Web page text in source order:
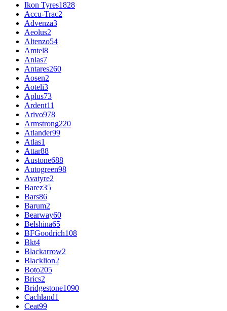
Ikon Tyres1828
Accu-Trac2
Advenza3
Aeolus2
Altenzo54
Amtel8
Anlas7
Antares260
Aosen2
Aoteli3
Aplus73
Ardent11
Arivo978
Armstrong220
Atlander99
Atlas1
Attar88
Austone688
Autogreen98
Avatyre2
Barez35
Bars86
Barum2
Bearway60
Belshina65
BFGoodrich108
Bkt4
Blackarrow2
Blacklion2
Boto205
Brics2
Bridgestone1090
Cachland1
Ceat99